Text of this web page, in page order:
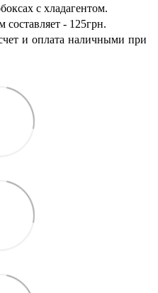
с хладагентом.
составляет - 125грн.
и оплата наличными при